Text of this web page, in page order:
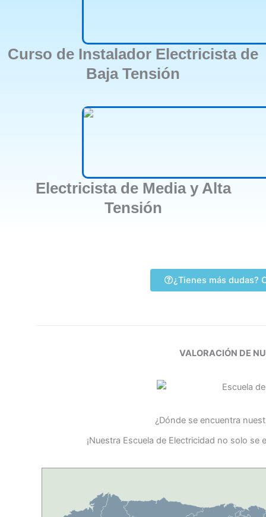
Curso de Instalador Electricista de
Baja Tensión
Electricista de Media y Alta
Tensión
¿Tienes más dudas?
VALORACIÓN DE
¿Dónde se encuentra
¡Nuestra Escuela de Electricidad no solo